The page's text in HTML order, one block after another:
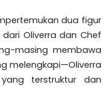
dua figur
Oliverra dan Chef
masing membawa
melengkapi—Oliverra
terstruktur dan